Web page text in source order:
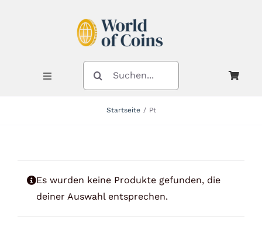
Toggle
Navigation
SUCHE
NACH:
Startseite Pt
Es wurden keine Produkte gefunden, die
deiner Auswahl entsprechen.